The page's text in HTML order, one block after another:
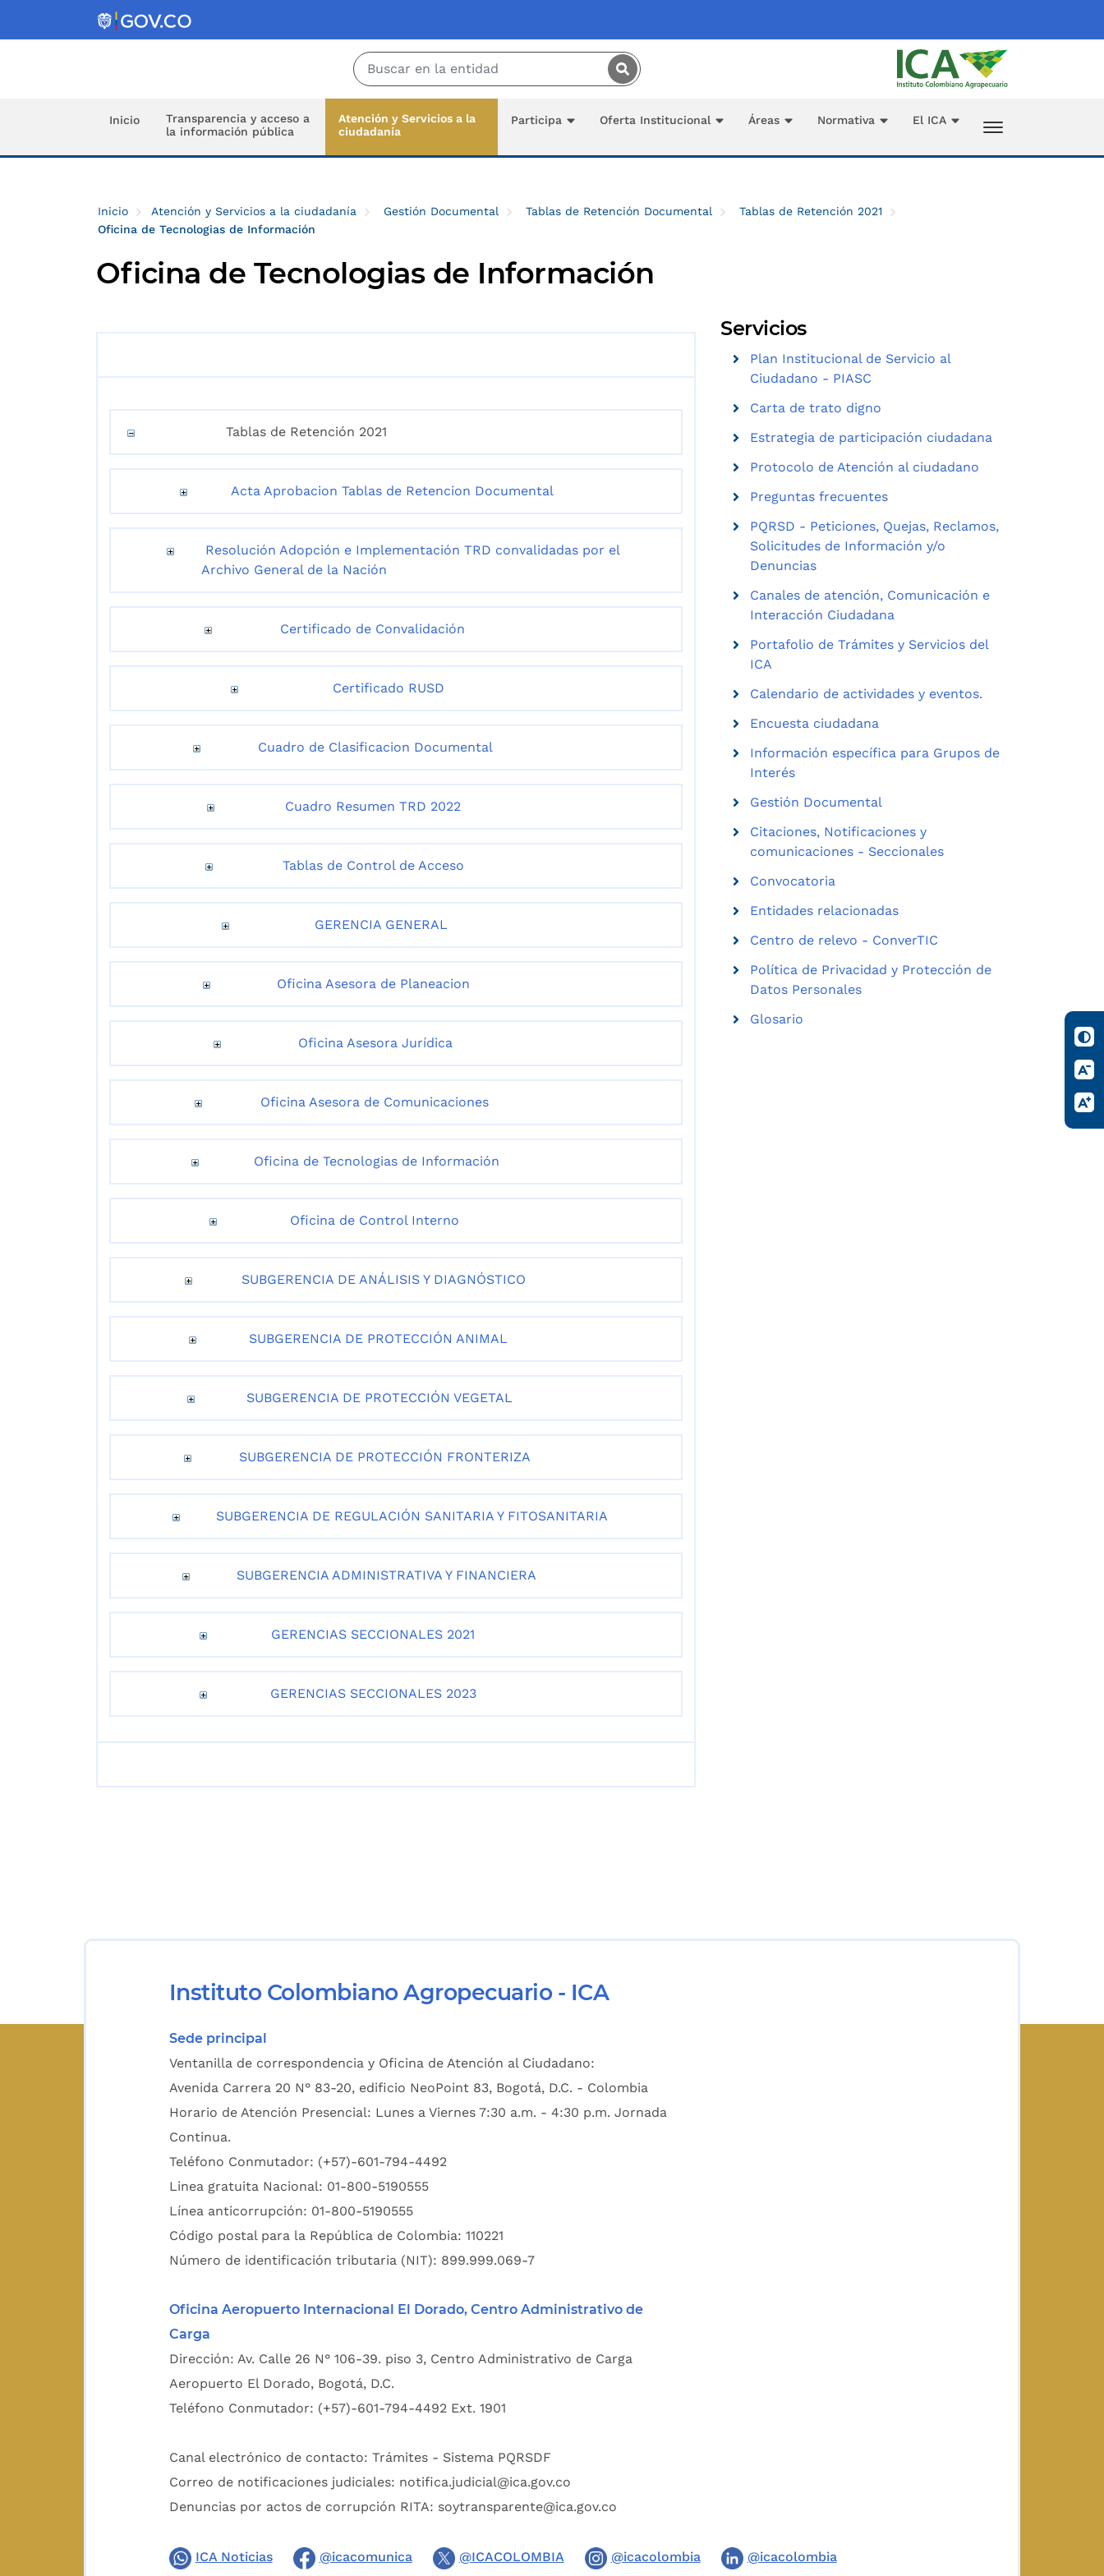
Inicio
Transparencia y acceso a
la información pública
Atención y Servicios a la
ciudadanía
Participa Oferta Institucional Áreas Normativa El ICA
Inicio Atención y Servicios a la ciudadanía Gestión Documental Tablas de Retención Documental
Tablas de Retención 2021
Oficina de Tecnologias de Información
Oficina de Tecnologias de Información
Tablas de Retención 2021
Acta Aprobacion Tablas de Retencion Documental
Resolución Adopción e Implementación TRD convalidadas por el
Archivo General de la Nación
Certificado de Convalidación
Certificado RUSD
Cuadro de Clasificacion Documental
Cuadro Resumen TRD 2022
Tablas de Control de Acceso
GERENCIA GENERAL
Oficina Asesora de Planeacion
Oficina Asesora Jurídica
Oficina Asesora de Comunicaciones
Oficina de Tecnologias de Información
Oficina de Control Interno
SUBGERENCIA DE ANÁLISIS Y DIAGNÓSTICO
SUBGERENCIA DE PROTECCIÓN ANIMAL
SUBGERENCIA DE PROTECCIÓN VEGETAL
SUBGERENCIA DE PROTECCIÓN FRONTERIZA
SUBGERENCIA DE REGULACIÓN SANITARIA Y FITOSANITARIA
SUBGERENCIA ADMINISTRATIVA Y FINANCIERA
GERENCIAS SECCIONALES 2021
GERENCIAS SECCIONALES 2023
Servicios
Plan Institucional de Servicio al
Ciudadano - PIASC
Carta de trato digno
Estrategia de participación ciudadana
Protocolo de Atención al ciudadano
Preguntas frecuentes
PQRSD - Peticiones, Quejas, Reclamos,
Solicitudes de Información y/o
Denuncias
Canales de atención, Comunicación e
Interacción Ciudadana
Portafolio de Trámites y Servicios del
ICA
Calendario de actividades y eventos.
Encuesta ciudadana
Información específica para Grupos de
Interés
Gestión Documental
Citaciones, Notificaciones y
comunicaciones - Seccionales
Convocatoria
Entidades relacionadas
Centro de relevo - ConverTIC
Política de Privacidad y Protección de
Datos Personales
Glosario
Instituto Colombiano Agropecuario - ICA
Sede principal
Ventanilla de correspondencia y Oficina de Atención al Ciudadano:
Avenida Carrera 20 N° 83-20, edificio NeoPoint 83, Bogotá, D.C. - Colombia
Horario de Atención Presencial: Lunes a Viernes 7:30 a.m. - 4:30 p.m. Jornada
Continua.
Teléfono Conmutador: (+57)-601-794-4492
Linea gratuita Nacional: 01-800-5190555
Línea anticorrupción: 01-800-5190555
Código postal para la República de Colombia: 110221
Número de identificación tributaria (NIT): 899.999.069-7
Oficina Aeropuerto Internacional El Dorado, Centro Administrativo de
Carga
Dirección: Av. Calle 26 N° 106-39. piso 3, Centro Administrativo de Carga
Aeropuerto El Dorado, Bogotá, D.C.
Teléfono Conmutador: (+57)-601-794-4492 Ext. 1901
Canal electrónico de contacto: Trámites - Sistema PQRSDF
Correo de notificaciones judiciales: notifica.judicial@ica.gov.co
Denuncias por actos de corrupción RITA: soytransparente@ica.gov.co
ICA Noticias @icacomunica @ICACOLOMBIA @icacolombia @icacolombia